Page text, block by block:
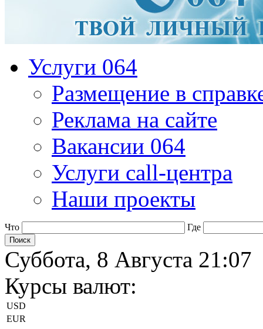
Услуги 064
Размещение в
Реклама на сайте
Вакансии 064
Услуги call-центра
Наши проекты
Что Где
Суббота, 8 Августа 21:07
Курсы валют:
USD
EUR